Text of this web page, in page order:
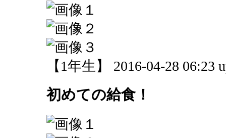
【1年生】 2016-04-28 06:23
初めての給食！